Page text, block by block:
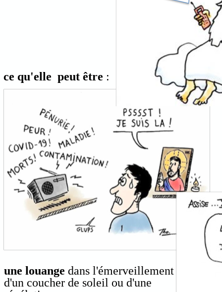
une louange dans l'émerveillement
d'un coucher de soleil ou d'une
ce qu'elle peut être :